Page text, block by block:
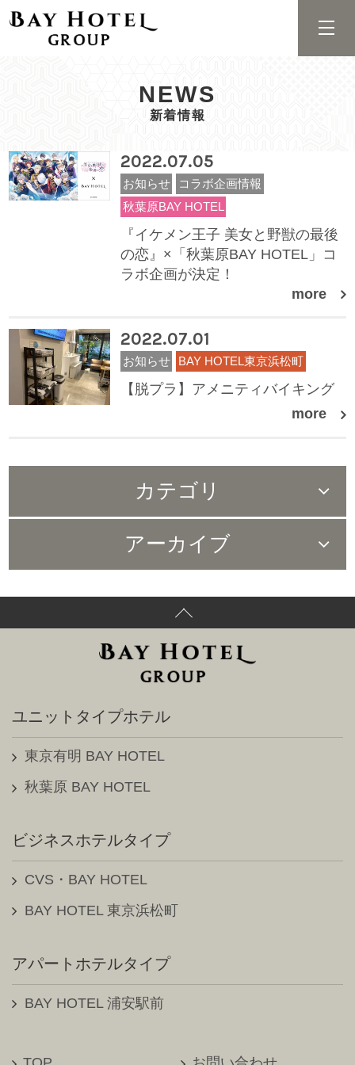
NEWS
新着情報
2022.07.05
お知らせ
コラボ企画情報
秋葉原BAY HOTEL
『イケメン王子 美女と野獣の最後
の恋』×「秋葉原BAY HOTEL」コ
ラボ企画が決定！
more
2022.07.01
お知らせ BAY HOTEL東京浜松町
【脱プラ】アメニティバイキング
more
カテゴリ
すべて（80）
メディア掲載情報（2）
コラボ企画情報（48）
秋葉原BAY HOTEL（41）
田町BAY HOTEL（1）
BAY HOTEL東京浜松町（8）
CVS・BAY HOTEL（本館）（3）
アーカイブ
2023年06月（3）
2023年05月（1）
2022年12月（1）
2022年08月（1）
2022年07月（2）
2021年12月（1）
2021年11月（1）
2021年05月（1）
ユニットタイプホテル
東京有明 BAY HOTEL
秋葉原 BAY HOTEL
ビジネスホテルタイプ
CVS・BAY HOTEL
BAY HOTEL 東京浜松町
アパートホテルタイプ
BAY HOTEL 浦安駅前